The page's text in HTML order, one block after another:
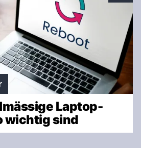
Laptop-
wichtig sind